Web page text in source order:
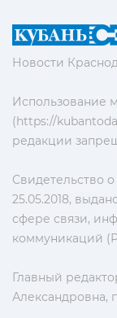
Новости
Использование
(https://
редакции
Свидетельство
25.05.2018,
сфере связи,
коммуникаций
Главный
Александровна,